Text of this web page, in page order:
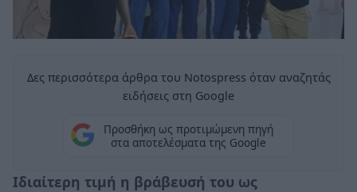
Δες περισσότερα άρθρα του Notospress όταν αναζητάς
ειδήσεις στη Google
Προσθήκη ως προτιμώμενη πηγή
στα αποτελέσματα της Google
Ιδιαίτερη τιμή η βράβευσή του ως